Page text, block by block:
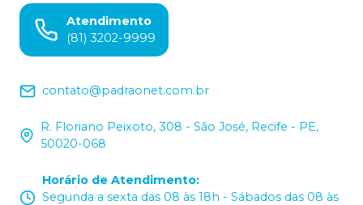
Atendimento
(81) 3202-9999
contato@padraonet.com.br
R. Floriano Peixoto, 308 - São José, Recife - PE,
50020-068
Horário de Atendimento:
Segunda a sexta das 08 às 18h - Sábados das 08 às